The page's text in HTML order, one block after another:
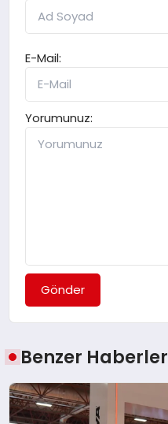
E-Mail:
Yorumunuz:
Gönder
Benzer Haberler